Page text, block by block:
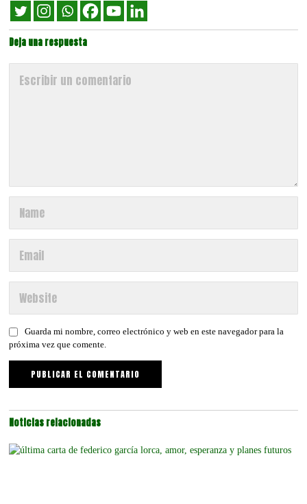
Deja una respuesta
Guarda mi nombre, correo electrónico y web en este navegador para la
próxima vez que comente.
Noticias relacionadas